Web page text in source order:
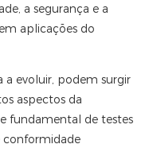
a segurança e a
aplicações do
evoluir, podem surgir
aspectos da
fundamental de testes
conformidade